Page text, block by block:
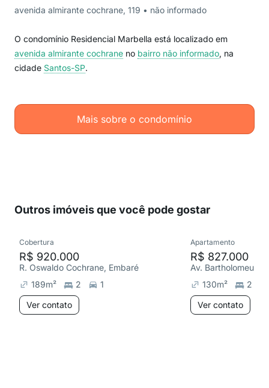
avenida almirante cochrane, 119 • não informado
O condomínio Residencial Marbella está localizado em
avenida almirante cochrane no bairro não informado, na
cidade Santos-SP.
Mais sobre o condomínio
Outros imóveis que você pode gostar
Cobertura
R$ 920.000
R. Oswaldo Cochrane, Embaré
189m² 2
1
Ver contato
Apartamento
R$ 827.000
130m²
2
Ver contato